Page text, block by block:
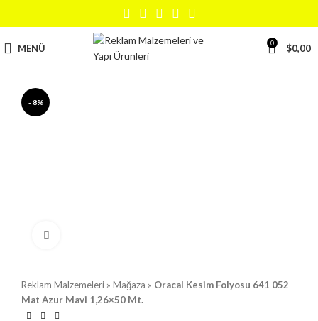
MENÜ 0 $0,00
- 8%
Reklam Malzemeleri » Mağaza » Oracal Kesim Folyosu 641 052
Mat Azur Mavi 1,26×50 Mt.